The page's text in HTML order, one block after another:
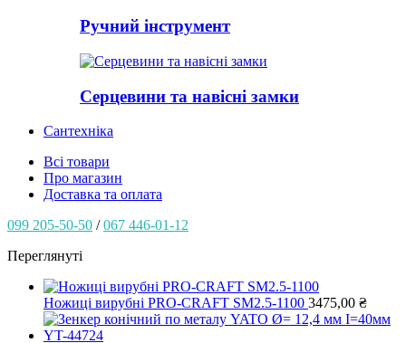
Ручний інструмент
Серцевини та навісні замки
Сантехніка
Всі товари
Про магазин
Доставка та оплата
099 205-50-50 /067 446-01-12
Переглянуті
Ножиці вирубні PRO-CRAFT SM2.5-1100 3475,00 ₴